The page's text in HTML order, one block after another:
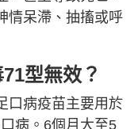
情呆滯、抽搐或呼
型無效？
口病疫苗主要用於
病。6個月大至5